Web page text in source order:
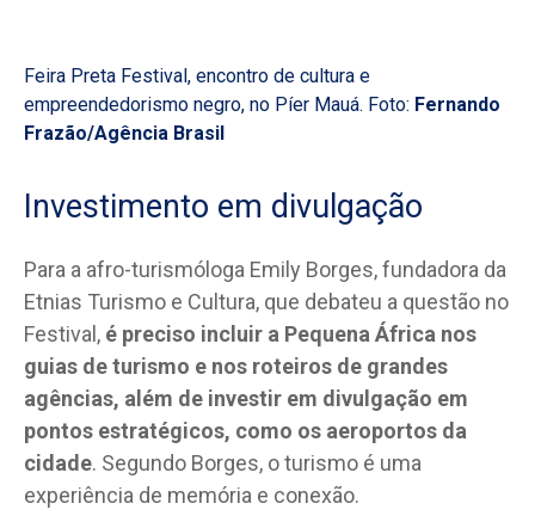
Feira Preta Festival, encontro de cultura e
empreendedorismo negro, no Píer Mauá. Foto: Fernando
Frazão/Agência Brasil
Investimento em divulgação
Para a afro-turismóloga Emily Borges, fundadora da
Etnias Turismo e Cultura, que debateu a questão no
Festival, é preciso incluir a Pequena África nos
guias de turismo e nos roteiros de grandes
agências, além de investir em divulgação em
pontos estratégicos, como os aeroportos da
cidade. Segundo Borges, o turismo é uma
experiência de memória e conexão.